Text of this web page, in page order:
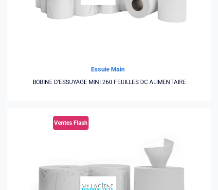
Essuie Main
BOBINE D’ESSUYAGE MINI 260 FEUILLES DC ALIMENTAIRE
Ventes Flash